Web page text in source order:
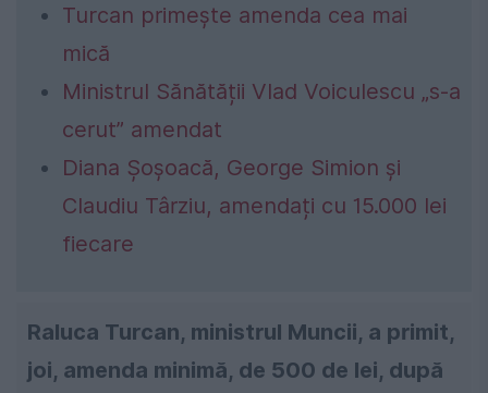
Turcan primește amenda cea mai
mică
Ministrul Sănătății Vlad Voiculescu „s-a
cerut” amendat
Diana Șoșoacă, George Simion și
Claudiu Târziu, amendați cu 15.000 lei
fiecare
Raluca Turcan, ministrul Muncii, a primit,
joi, amenda minimă, de 500 de lei, după